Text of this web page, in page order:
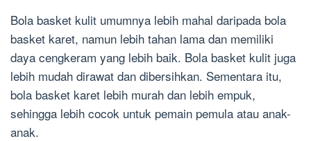
Bola basket kulit umumnya lebih mahal daripada bola
basket karet, namun lebih tahan lama dan memiliki
daya cengkeram yang lebih baik. Bola basket kulit juga
lebih mudah dirawat dan dibersihkan. Sementara itu,
bola basket karet lebih murah dan lebih empuk,
sehingga lebih cocok untuk pemain pemula atau anak-
anak.